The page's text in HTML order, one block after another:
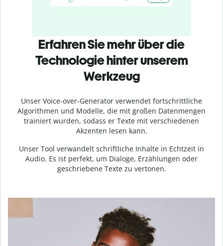
Erfahren Sie mehr über die
Technologie hinter unserem
Werkzeug
Unser Voice-over-Generator verwendet fortschrittliche
Algorithmen und Modelle, die mit großen Datenmengen
trainiert wurden, sodass er Texte mit verschiedenen
Akzenten lesen kann.
Unser Tool verwandelt schriftliche Inhalte in Echtzeit in
Audio. Es ist perfekt, um Dialoge, Erzählungen oder
geschriebene Texte zu vertonen.